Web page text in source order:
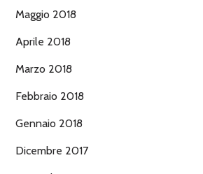
Maggio 2018
Aprile 2018
Marzo 2018
Febbraio 2018
Gennaio 2018
Dicembre 2017